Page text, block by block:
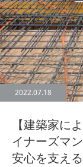
2022.07.18
【建築家に
イナーズマ
安心を支え